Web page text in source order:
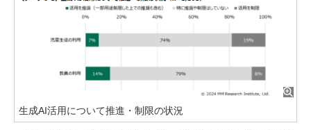
生成AI活用について推進・制限の状況